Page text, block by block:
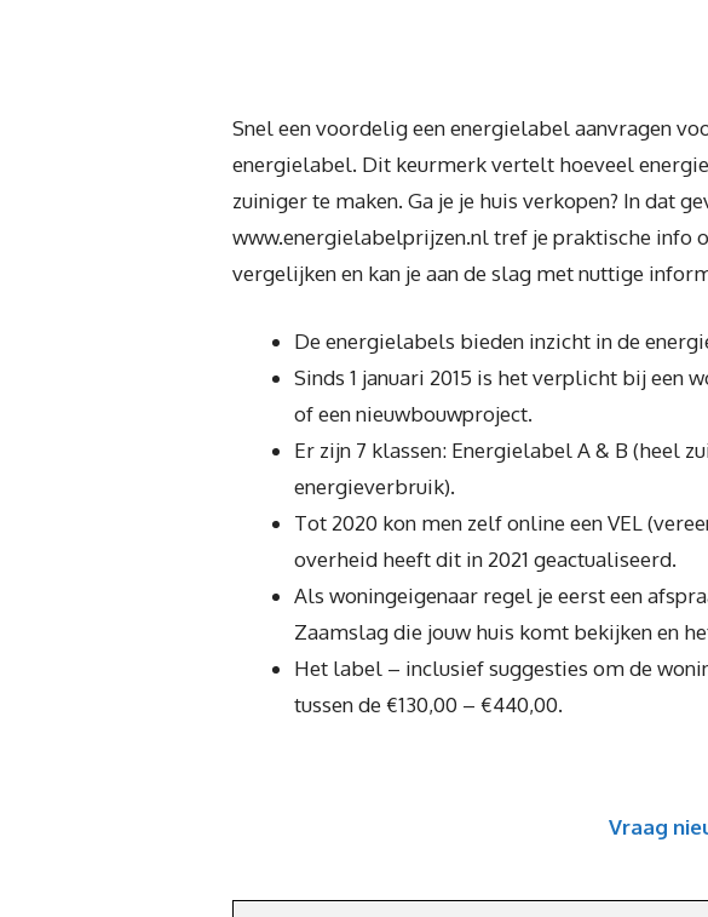
Snel een voordelig een energielabel aanvragen
energielabel. Dit keurmerk vertelt hoeveel
zuiniger te maken. Ga je je huis verkopen? In dat
www.energielabelprijzen.nl tref je praktische info
vergelijken en kan je aan de slag met nuttige
De energielabels bieden inzicht in de
Sinds 1 januari 2015 is het verplicht bij een
of een nieuwbouwproject.
Er zijn 7 klassen: Energielabel A & B (heel
energieverbruik).
Tot 2020 kon men zelf online een VEL
overheid heeft dit in 2021 geactualiseerd.
Als woningeigenaar regel je eerst een
Zaamslag die jouw huis komt bekijken en
Het label – inclusief suggesties om de
tussen de €130,00 – €440,00.
Vraag